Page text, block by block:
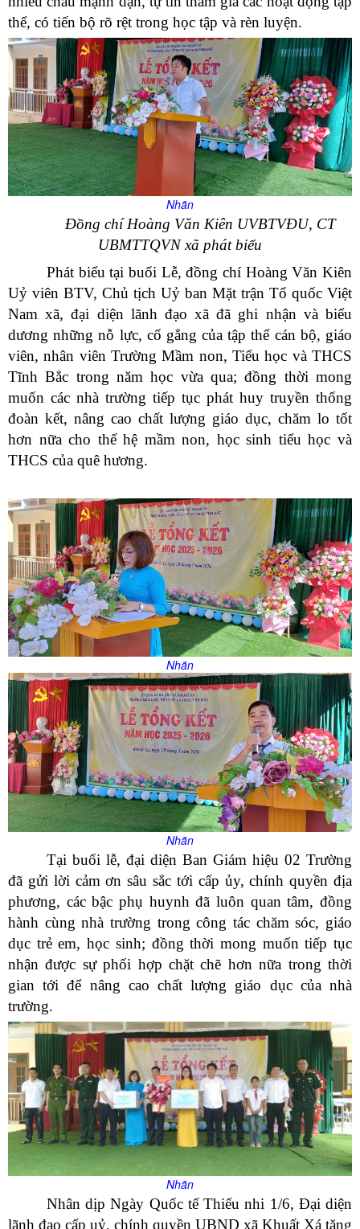
thể, có tiến bộ rõ rệt trong học tập và rèn luyện.
Nhãn
Đồng chí Hoàng Văn Kiên UVBTVĐU, CT
UBMTTQVN xã phát biểu
Phát biểu tại buổi Lễ, đồng chí Hoàng Văn Kiên
Uỷ viên BTV, Chủ tịch Uỷ ban Mặt trận Tổ quốc Việt
Nam xã, đại diện lãnh đạo xã đã ghi nhận và biểu
dương những nỗ lực, cố gắng của tập thể cán bộ, giáo
viên, nhân viên Trường Mầm non, Tiểu học và THCS
Tĩnh Bắc trong năm học vừa qua; đồng thời mong
muốn các nhà trường tiếp tục phát huy truyền thống
đoàn kết, nâng cao chất lượng giáo dục, chăm lo tốt
hơn nữa cho thế hệ mầm non, học sinh tiểu học và
THCS của quê hương.
Nhãn
Nhãn
Tại buổi lễ, đại diện Ban Giám hiệu 02 Trường
đã gửi lời cảm ơn sâu sắc tới cấp ủy, chính quyền địa
phương, các bậc phụ huynh đã luôn quan tâm, đồng
hành cùng nhà trường trong công tác chăm sóc, giáo
dục trẻ em, học sinh; đồng thời mong muốn tiếp tục
nhận được sự phối hợp chặt chẽ hơn nữa trong thời
gian tới để nâng cao chất lượng giáo dục của nhà
trường.
Nhãn
Nhân dịp Ngày Quốc tế Thiếu nhi 1/6, Đại diện
lãnh đạo cấp uỷ, chính quyền UBND xã Khuất Xá tặng